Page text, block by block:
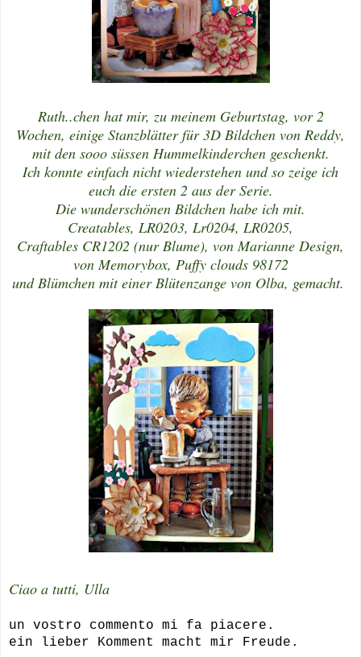
Ruth..chen hat mir, zu meinem Geburtstag, vor 2
Wochen, einige Stanzblätter für 3D Bildchen von Reddy,
mit den sooo süssen Hummelkinderchen geschenkt.
Ich konnte einfach nicht wiederstehen und so zeige ich
euch die ersten 2 aus der Serie.
Die wunderschönen Bildchen habe ich mit.
Creatables, LR0203, Lr0204, LR0205,
Craftables CR1202 (nur Blume), von Marianne Design,
von Memorybox, Puffy clouds 98172
und Blümchen mit einer Blütenzange von Olba, gemacht.
Ciao a tutti, Ulla
un vostro commento mi fa piacere.
ein lieber Komment macht mir Freude.